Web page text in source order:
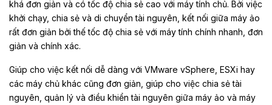
khá đơn giản và có tốc độ chia sẻ cao với máy tính chủ. Bởi việc
khởi chạy, chia sẻ và di chuyển tài nguyên, kết nối giữa máy ảo
rất đơn giản bởi thế tốc độ chia sẻ với máy tính chính nhanh, đơn
giản và chính xác.
Giúp cho việc kết nối dễ dàng với VMware vSphere, ESXi hay
các máy chủ khác cũng đơn giản, giúp cho việc chia sẻ tài
nguyên, quản lý và điều khiển tài nguyên giữa máy ảo và máy